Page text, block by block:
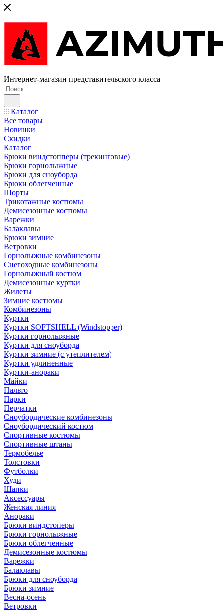
Интернет-магазин представительского класса
Каталог
Все товары
Новинки
Скидки
Каталог
Брюки виндстопперы (трекинговые)
Брюки горнолыжные
Брюки для сноуборда
Брюки облегченные
Шорты
Трикотажные костюмы
Демисезонные костюмы
Варежки
Балаклавы
Брюки зимние
Ветровки
Горнолыжные комбинезоны
Снегоходные комбинезоны
Горнолыжный костюм
Демисезонные куртки
Жилеты
Зимние костюмы
Комбинезоны
Куртки
Куртки SOFTSHELL (Windstopper)
Куртки горнолыжные
Куртки для сноуборда
Куртки зимние (с утеплителем)
Куртки удлиненные
Куртки-анораки
Майки
Пальто
Парки
Перчатки
Сноубордические комбинезоны
Сноубордический костюм
Спортивные костюмы
Спортивные штаны
Термобелье
Толстовки
Футболки
Худи
Шапки
Аксессуары
Женская линия
Анораки
Брюки виндстоперы
Брюки горнолыжные
Брюки облегченные
Демисезонные костюмы
Варежки
Балаклавы
Брюки для сноуборда
Брюки зимние
Весна-осень
Ветровки